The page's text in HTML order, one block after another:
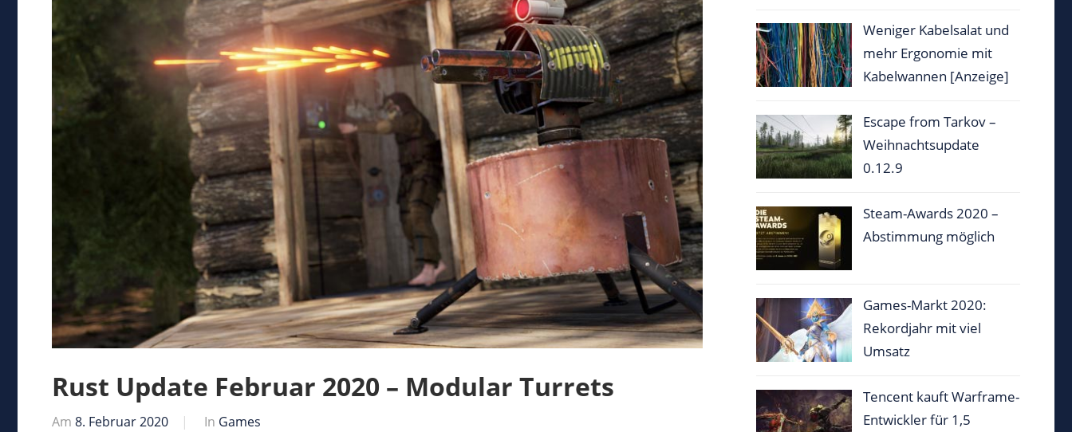
Rust Update Februar 2020 – Modular Turrets
Am 8. Februar 2020
Von
In Games
Weniger Kabelsalat und
mehr Ergonomie mit
Kabelwannen [Anzeige]
Escape from Tarkov –
Weihnachtsupdate
0.12.9
Steam-Awards 2020 –
Abstimmung möglich
Games-Markt 2020:
Rekordjahr mit viel
Umsatz
Tencent kauft Warframe-
Entwickler für 1,5